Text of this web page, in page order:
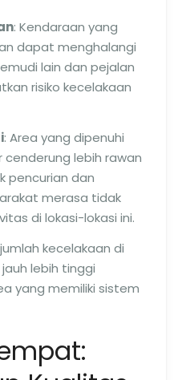
: Kendaraan yang
dapat menghalangi
lain dan pejalan
risiko kecelakaan
: Area yang dipenuhi
cenderung lebih rawan
pencurian dan
merasa tidak
di lokasi-lokasi ini.
kecelakaan di
lebih tinggi
yang memiliki sistem